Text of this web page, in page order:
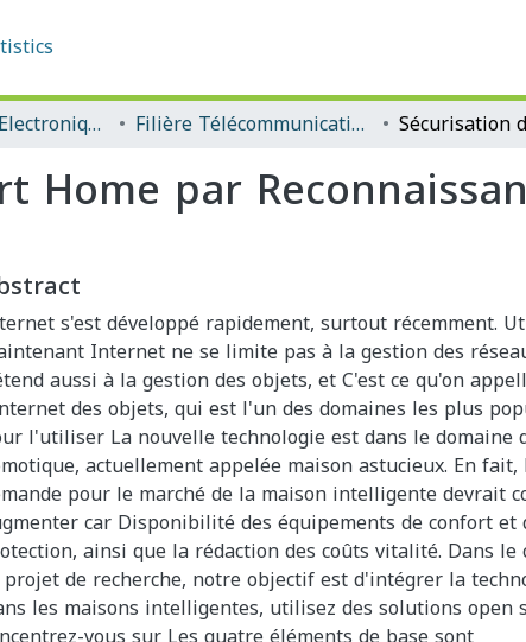
Département Electronique Filière Télécommunications
Home par
s'est développé rapidement, surtout récemment.
Internet ne se limite pas à la gestion des
aussi à la gestion des objets, et C'est ce qu'on
des objets, qui est l'un des domaines les plus
l'utiliser La nouvelle technologie est dans le domaine
actuellement appelée maison astucieux. En fait,
pour le marché de la maison intelligente devrait
car Disponibilité des équipements de confort et
ainsi que la rédaction des coûts vitalité. Dans le
projet de recherche, notre objectif est d'intégrer la
les maisons intelligentes, utilisez des solutions open